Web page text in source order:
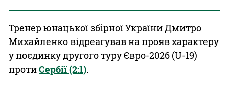
Тренер юнацької збірної України Дмитро
Михайленко відреагував на прояв характеру
у поєдинку другого туру Євро-2026 (U-19)
протиСербії (2:1).